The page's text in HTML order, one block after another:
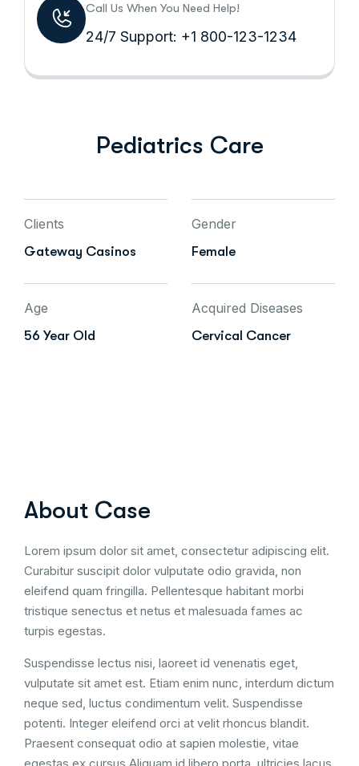
Call Us When You Need Help!
24/7 Support: +1 800-123-1234
Pediatrics Care
Clients
Gateway Casinos
Gender
Female
Age
56 Year Old
Acquired Diseases
Cervical Cancer
About Case
Lorem ipsum dolor sit amet, consectetur adipiscing elit.
Curabitur suscipit dolor vulputate odio gravida, non
eleifend quam fringilla. Pellentesque habitant morbi
tristique senectus et netus et malesuada fames ac
turpis egestas.
Suspendisse lectus nisi, laoreet id venenatis eget,
vulputate sit amet est. Etiam enim nunc, interdum dictum
neque sed, luctus condimentum velit. Suspendisse
potenti. Integer eleifend orci at velit rhoncus blandit.
Praesent consequat odio at sapien molestie, vitae